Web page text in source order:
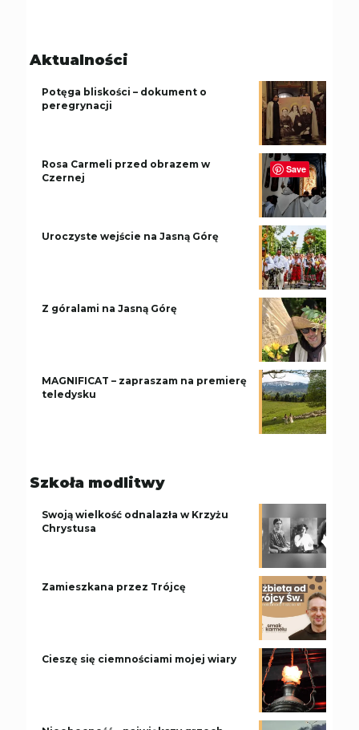
Aktualności
Potęga bliskości – dokument o
peregrynacji
Rosa Carmeli przed obrazem w
Czernej
Uroczyste wejście na Jasną Górę
Z góralami na Jasną Górę
MAGNIFICAT – zapraszam na premierę
teledysku
Szkoła modlitwy
Swoją wielkość odnalazła w Krzyżu
Chrystusa
Zamieszkana przez Trójcę
Cieszę się ciemnościami mojej wiary
Save